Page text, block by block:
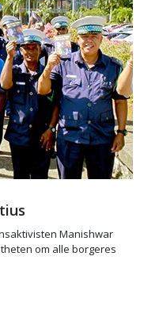
Manishwar
om alle borgeres